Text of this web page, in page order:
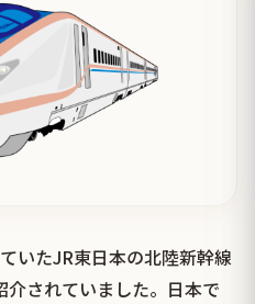
いたJR東日本の北陸新幹線
されていました。日本で